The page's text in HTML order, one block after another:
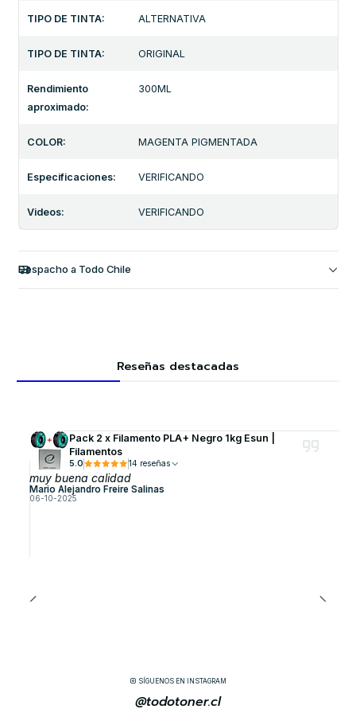
TIPO DE TINTA: ALTERNATIVA
TIPO DE TINTA: ORIGINAL
Rendimiento
aproximado:
300ML
COLOR: MAGENTA PIGMENTADA
Especificaciones: VERIFICANDO
Videos: VERIFICANDO
Despacho a Todo Chile
Reseñas destacadas
Pack 2 x Filamento PLA+ Negro 1kg Esun |
Filamentos
5.0 14 reseñas
muy buena calidad
Mario Alejandro Freire Salinas
06-10-2025
SÍGUENOS EN INSTAGRAM
@todotoner.cl